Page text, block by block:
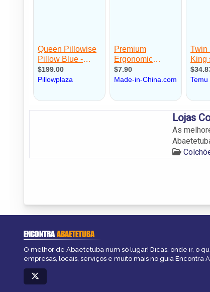
Lojas
As
ENCONTRAABAETETUBA
O melhor de Abaetetuba num só lugar! Dicas, onde ir, o
empresas, locais, serviços e muito mais no guia Encontra